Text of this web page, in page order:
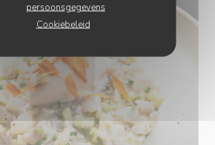
persoonsgegevens
Cookiebeleid